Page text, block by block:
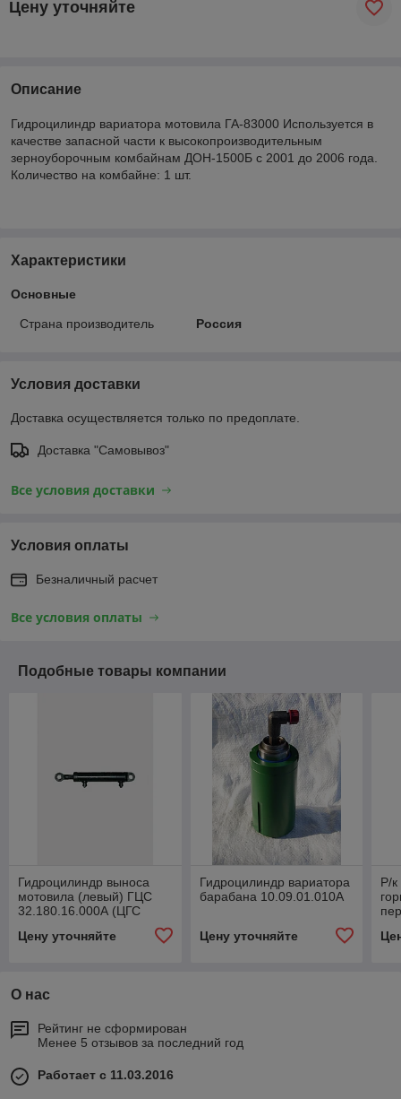
Цену уточняйте
Описание
Гидроцилиндр вариатора мотовила ГА-83000 Используется в
качестве запасной части к высокопроизводительным
зерноуборочным комбайнам ДОН-1500Б с 2001 до 2006 года.
Количество на комбайне: 1 шт.
Характеристики
Основные
Страна производитель Россия
Условия доставки
Доставка осуществляется только по предоплате.
Доставка "Самовывоз"
Все условия доставки
Условия оплаты
Безналичный расчет
Все условия оплаты
Подобные товары компании
Гидроцилиндр выноса
мотовила (левый) ГЦС
32.180.16.000А (ЦГС
32.16.000-04, ГА-43000)
Цену уточняйте
Гидроцилиндр вариатора
барабана 10.09.01.010А
Цену уточняйте
Р/к
О нас
Рейтинг не сформирован
Менее 5 отзывов за последний год
Работает с 11.03.2016